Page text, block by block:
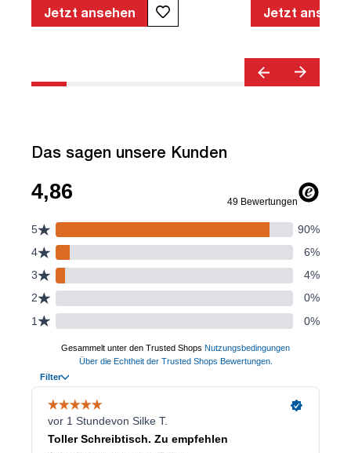
Ergonomie | Quality Office© | TÜV©
Jetzt ansehen Jetzt
Das sagen unsere Kunden